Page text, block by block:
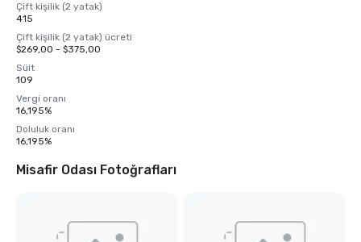
Çift kişilik (2 yatak)
415
Çift kişilik (2 yatak) ücreti
$269,00 - $375,00
Süit
109
Vergi oranı
16,195%
Doluluk oranı
16,195%
Misafir Odası Fotoğrafları